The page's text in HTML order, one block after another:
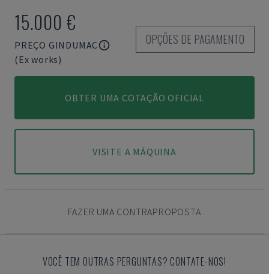
15.000 €
PREÇO GINDUMAC
(Ex works)
OPÇÕES DE PAGAMENTO
OBTER UMA COTAÇÃO OFICIAL
VISITE A MÁQUINA
FAZER UMA CONTRAPROPOSTA
VOCÊ TEM OUTRAS PERGUNTAS? CONTATE-NOS!